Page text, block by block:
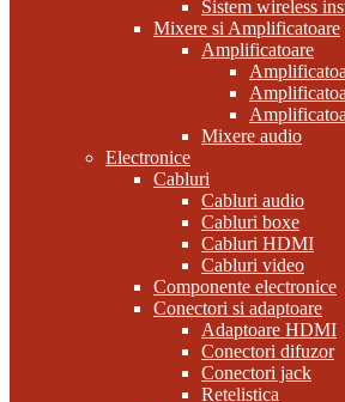
Sistem wireless
Mixere si Amplificatoare
Amplificatoare
Mixere audio
Electronice
Cabluri
Cabluri audio
Cabluri boxe
Cabluri HDMI
Cabluri video
Componente electronice
Conectori si adaptoare
Adaptoare HDMI
Conectori difuzor
Conectori jack
Retelistica